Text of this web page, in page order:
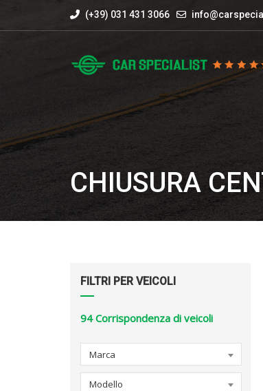
(+39) 031 431 3066
CHIUSURA
FILTRI PER VEICOLI
94 Corrispondenza di veicoli
Marca
Modello